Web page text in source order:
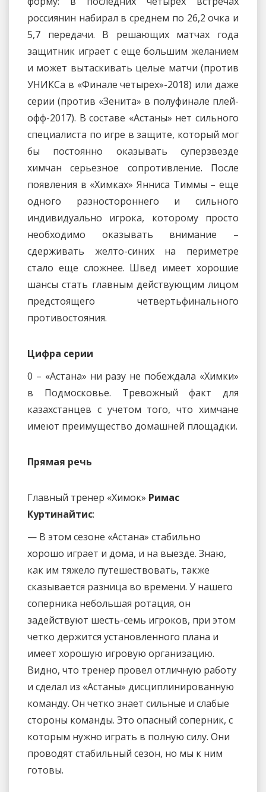
россиянин набирал в среднем по 26,2 очка и
5,7 передачи. В решающих матчах года
защитник играет с еще большим желанием
и может вытаскивать целые матчи (против
УНИКСа в «Финале четырех»-2018) или даже
серии (против «Зенита» в полуфинале плей-
офф-2017). В составе «Астаны» нет сильного
специалиста по игре в защите, который мог
бы постоянно оказывать суперзвезде
химчан серьезное сопротивление. После
появления в «Химках» Янниса Тиммы – еще
одного разностороннего и сильного
индивидуально игрока, которому просто
необходимо оказывать внимание –
сдерживать желто-синих на периметре
стало еще сложнее. Швед имеет хорошие
шансы стать главным действующим лицом
предстоящего четвертьфинального
противостояния.
Цифра серии
0 – «Астана» ни разу не побеждала «Химки»
в Подмосковье. Тревожный факт для
казахстанцев с учетом того, что химчане
имеют преимущество домашней площадки.
Прямая речь
Главный тренер «Химок» Римас
Куртинайтис:
— В этом сезоне «Астана» стабильно
хорошо играет и дома, и на выезде. Знаю,
как им тяжело путешествовать, также
сказывается разница во времени. У нашего
соперника небольшая ротация, он
задействуют шесть-семь игроков, при этом
четко держится установленного плана и
имеет хорошую игровую организацию.
Видно, что тренер провел отличную работу
и сделал из «Астаны» дисциплинированную
команду. Он четко знает сильные и слабые
стороны команды. Это опасный соперник, с
которым нужно играть в полную силу. Они
проводят стабильный сезон, но мы к ним
готовы.